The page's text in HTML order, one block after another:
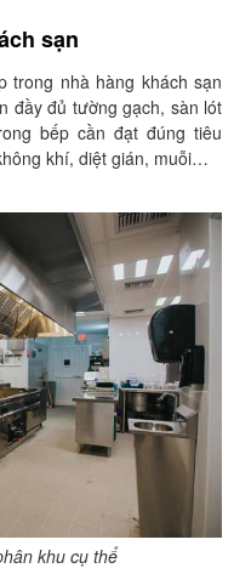
sạn
trong nhà hàng khách sạn
đầy đủ tường gạch, sàn lót
bếp cần đạt đúng tiêu
khí, diệt gián, muỗi…
khu cụ thể